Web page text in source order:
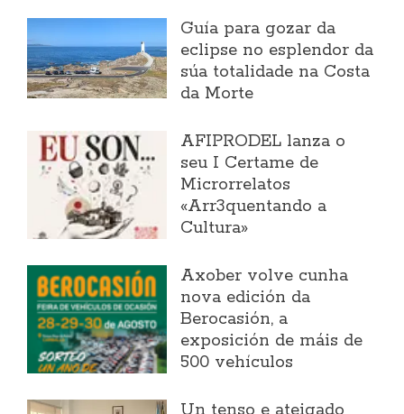
Guía para gozar da
eclipse no esplendor da
súa totalidade na Costa
da Morte
AFIPRODEL lanza o
seu I Certame de
Microrrelatos
«Arr3quentando a
Cultura»
Axober volve cunha
nova edición da
Berocasión, a
exposición de máis de
500 vehículos